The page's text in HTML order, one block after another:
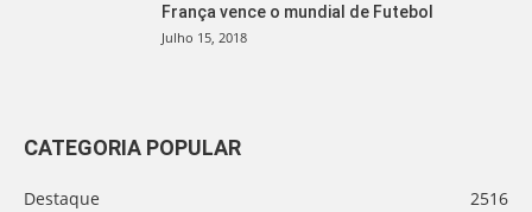
França vence o mundial de Futebol
Julho 15, 2018
CATEGORIA POPULAR
Destaque
2516